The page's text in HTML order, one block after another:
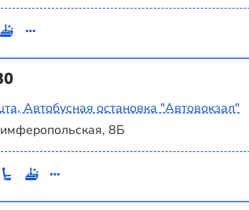
Автобусная остановка "Автовокзал"
8Б